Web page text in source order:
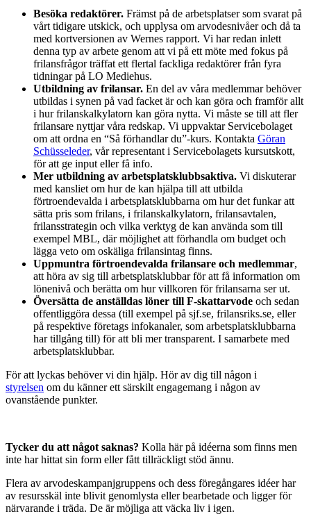
Besöka redaktörer. Främst på de arbetsplatser som svarat på
vårt tidigare utskick, och upplysa om arvodesnivåer och då ta
med kortversionen av Wernes rapport. Vi har redan inlett
denna typ av arbete genom att vi på ett möte med fokus på
frilansfrågor träffat ett flertal fackliga redaktörer från fyra
tidningar på LO Mediehus.
Utbildning av frilansar. En del av våra medlemmar behöver
utbildas i synen på vad facket är och kan göra och framför allt
i hur frilanskalkylatorn kan göra nytta. Vi måste se till att fler
frilansare nyttjar våra redskap. Vi uppvaktar Servicebolaget
om att ordna en “Så förhandlar du”-kurs. Kontakta Göran
Schüsseleder, vår representant i Servicebolagets kursutskott,
för att ge input eller få info.
Mer utbildning av arbetsplatsklubbsaktiva. Vi diskuterar
med kansliet om hur de kan hjälpa till att utbilda
förtroendevalda i arbetsplatsklubbarna om hur det funkar att
sätta pris som frilans, i frilanskalkylatorn, frilansavtalen,
frilansstrategin och vilka verktyg de kan använda som till
exempel MBL, där möjlighet att förhandla om budget och
lägga veto om oskäliga frilansintag finns.
Uppmuntra förtroendevalda frilansare och medlemmar,
att höra av sig till arbetsplatsklubbar för att få information om
lönenivå och berätta om hur villkoren för frilansarna ser ut.
Översätta de anställdas löner till F-skattarvode och sedan
offentliggöra dessa (till exempel på sjf.se, frilansriks.se, eller
på respektive företags infokanaler, som arbetsplatsklubbarna
har tillgång till) för att bli mer transparent. I samarbete med
arbetsplatsklubbar.
För att lyckas behöver vi din hjälp. Hör av dig till någon i
styrelsen om du känner ett särskilt engagemang i någon av
ovanstående punkter.
Tycker du att något saknas? Kolla här på idéerna som finns men
inte har hittat sin form eller fått tillräckligt stöd ännu.
Flera av arvodeskampanjgruppens och dess föregångares idéer har
av resursskäl inte blivit genomlysta eller bearbetade och ligger för
närvarande i träda. De är möjliga att väcka liv i igen.